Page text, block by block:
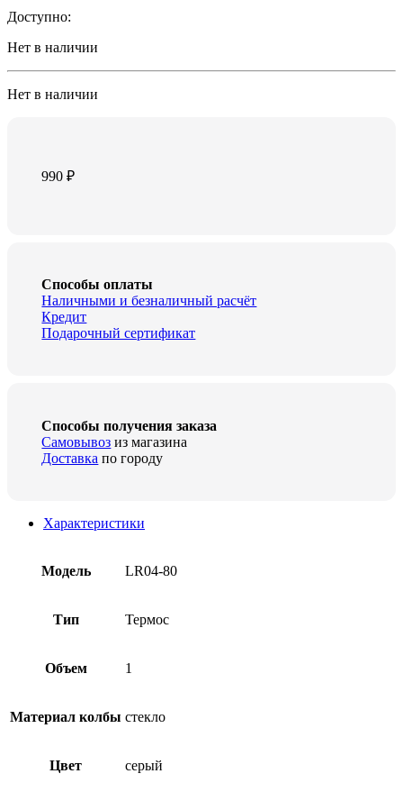
Доступно:
Нет в наличии
Нет в наличии
990₽
Способы оплаты
Наличными и безналичный расчёт
Кредит
Подарочный сертификат
Способы получения заказа
Самовывоз из магазина
Доставка по городу
Характеристики
Модель LR04-80
Тип Термос
Объем 1
Материал колбы стекло
Цвет серый